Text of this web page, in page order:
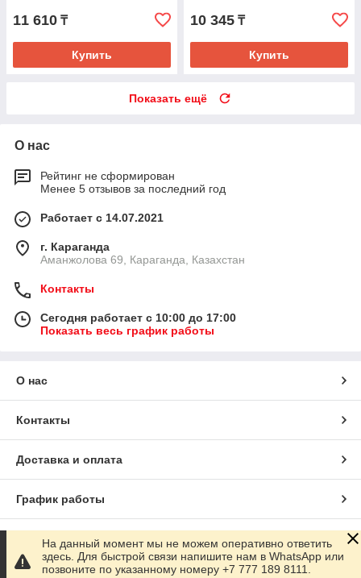
11 610 ₸
Купить
10 345 ₸
Купить
Показать ещё
О нас
Рейтинг не сформирован
Менее 5 отзывов за последний год
Работает с 14.07.2021
г. Караганда
Аманжолова 69, Караганда, Казахстан
Контакты
Сегодня работает с 10:00 до 17:00
Показать весь график работы
О нас
Контакты
Доставка и оплата
График работы
Полная версия сайта
На данный момент мы не можем оперативно ответить
здесь. Для быстрой связи напишите нам в WhatsApp или
позвоните по указанному номеру +7 777 189 8111.